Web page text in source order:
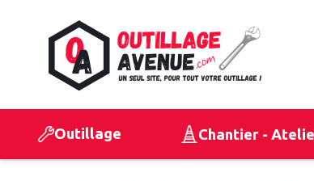
Outillage Chantier -